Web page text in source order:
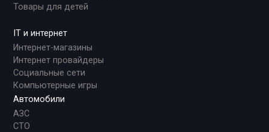
Товары для детей
IT и интернет
Интернет-магазины
Интернет провайдеры
Социальные сети
Компьютерные игры
Автомобили
АЗС
СТО